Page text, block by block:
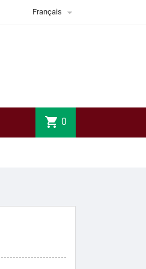
Français 
shopping_cart 0